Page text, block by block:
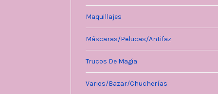
Maquillajes
Máscaras/Pelucas/Antifaz
Trucos De Magia
Varios/Bazar/Chucherías